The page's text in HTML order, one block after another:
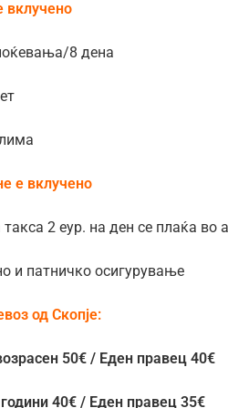
вклучено
8 дена
е вклучено
2 еур. на ден се плаќа во
и патничко осигурување
од Скопје:
50€ / Еден правец 40€
40€ / Еден правец 35€